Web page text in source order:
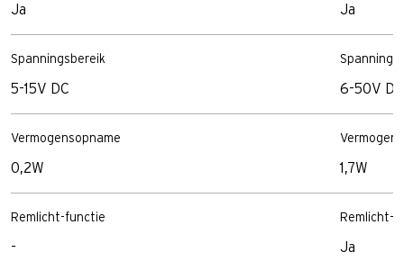
Ja
Spanningsbereik
5-15V DC
Vermogensopname
0,2W
Remlicht-functie
-
Ja
6-50V DC
1,7W
Remlicht-
Ja